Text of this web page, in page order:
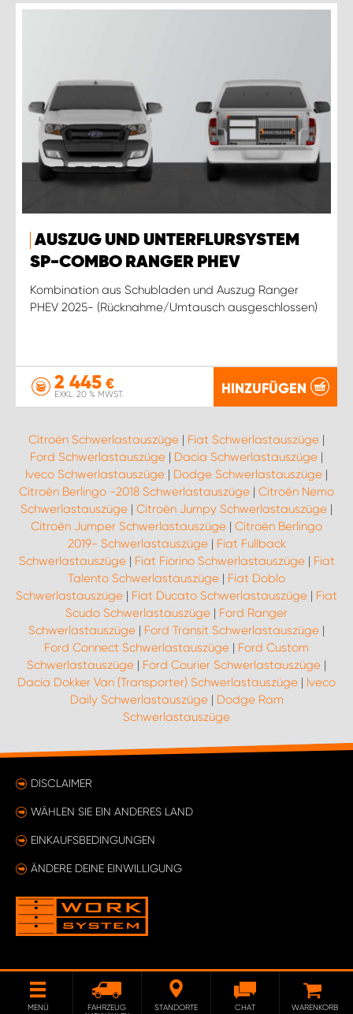
AUSZUG UND UNTERFLURSYSTEM
SP-COMBO RANGER PHEV
Kombination aus Schubladen und Auszug Ranger
PHEV 2025- (Rücknahme/Umtausch ausgeschlossen)
2 445 €
EXKL. 20 % MWST. HINZUFÜGEN
Citroën Schwerlastauszüge | Fiat Schwerlastauszüge |
Ford Schwerlastauszüge | Dacia Schwerlastauszüge |
Iveco Schwerlastauszüge | Dodge Schwerlastauszüge |
Citroën Berlingo -2018 Schwerlastauszüge | Citroën Nemo
Schwerlastauszüge | Citroën Jumpy Schwerlastauszüge |
Citroën Jumper Schwerlastauszüge | Citroën Berlingo
2019- Schwerlastauszüge| Fiat Fullback
Schwerlastauszüge| Fiat Fiorino Schwerlastauszüge| Fiat
Talento Schwerlastauszüge | Fiat Doblo
Schwerlastauszüge | Fiat Ducato Schwerlastauszüge | Fiat
Scudo Schwerlastauszüge | Ford Ranger
Schwerlastauszüge | Ford Transit Schwerlastauszüge |
Ford Connect Schwerlastauszüge | Ford Custom
Schwerlastauszüge | Ford Courier Schwerlastauszüge |
Dacia Dokker Van (Transporter) Schwerlastauszüge | Iveco
Daily Schwerlastauszüge| Dodge Ram
Schwerlastauszüge
DISCLAIMER
WÄHLEN SIE EIN ANDERES LAND
EINKAUFSBEDINGUNGEN
ÄNDERE DEINE EINWILLIGUNG
MENÜ
FAHRZEUG
STANDORTE CHAT WARENKORB